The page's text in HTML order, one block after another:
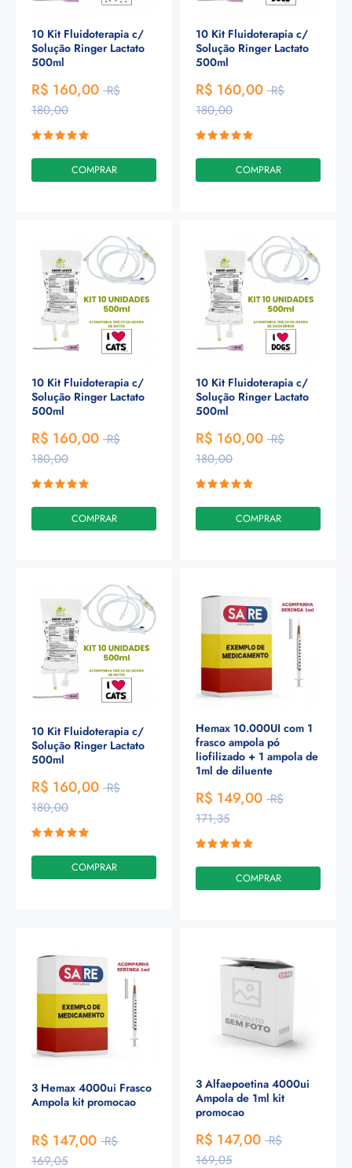
10 Kit Fluidoterapia c/
Solução Ringer Lactato
500ml
R$ 160,00 R$
180,00
COMPRAR
10 Kit Fluidoterapia c/
Solução Ringer Lactato
500ml
R$ 160,00 R$
180,00
COMPRAR
10 Kit Fluidoterapia c/
Solução Ringer Lactato
500ml
R$ 160,00 R$
180,00
COMPRAR
10 Kit Fluidoterapia c/
Solução Ringer Lactato
500ml
R$ 160,00 R$
180,00
COMPRAR
10 Kit Fluidoterapia c/
Solução Ringer Lactato
500ml
R$ 160,00 R$
180,00
COMPRAR
Hemax 10.000UI com 1
frasco ampola pó
liofilizado + 1 ampola de
1ml de diluente
R$ 149,00 R$
171,35
COMPRAR
3 Hemax 4000ui Frasco
Ampola kit promocao
R$ 147,00 R$
169,05
3 Alfaepoetina 4000ui
Ampola de 1ml kit
promocao
R$ 147,00 R$
169,05